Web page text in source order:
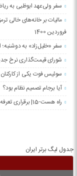
سفر ولی‌عهد ابوظبی به
مالیات بر خانه‌های
فروردین 1400
سفر «خلیل‌زاد» به
شورای قیمت‌گذاری نرخ
سوئیس فوت یکی از کارکنان
آیا برجام تصمیم نظام بود؟
راه هست-15| برقراری تعرفه ترجیحی برای توسعه تجارت بین ایران و 15 کشور همسایه
جدول لیگ برتر ایران